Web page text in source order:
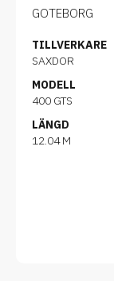
GOTEBORG
TILLVERKARE
SAXDOR
MODELL
400 GTS
LÄNGD
12.04 M